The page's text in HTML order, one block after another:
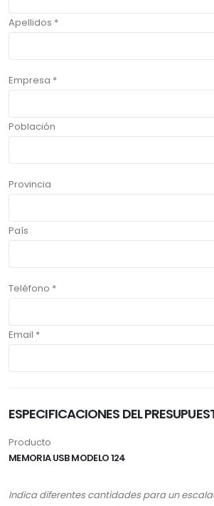
Apellidos *
Empresa *
Población
Provincia
País
Teléfono *
Email *
ESPECIFICACIONES DEL
Producto
MEMORIA USB MODELO 124
Indica diferentes cantidades para un